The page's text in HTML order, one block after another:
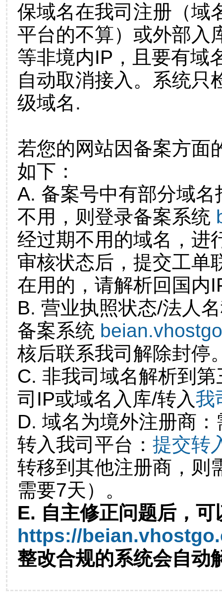
保域名在我司注册（域
平台的不算）或外部入
等非境内IP，且要有域
自动取消接入。系统只
级域名.
若您的网站因备案方面
如下：
A. 备案号中有部分域
不用，则登录备案系统
经过期不用的域名，进
审核状态后，提交工单
在用的，请解析回国内
B. 营业执照状态/法人
备案系统
核后联系我司解除封停
C. 非我司域名解析到
司IP或域名入库/转入我
D. 域名为境外注册商
转入我司平台： 提交转
转移到其他注册商，则
需要7天）。
E. 自主修正问题后，可
https://
整改合规的系统会自动